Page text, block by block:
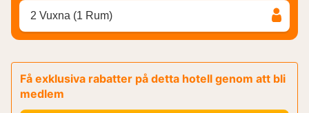
2 Vuxna (1 Rum)
Få exklusiva rabatter på detta hotell genom att bli
medlem